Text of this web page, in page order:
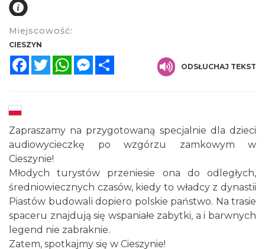
Miejscowość:
CIESZYN
FacebookTwitterWhatsAppMessenger
ODSŁUCHAJ TEKST
Zapraszamy na przygotowaną specjalnie dla dzieci
audiowycieczkę po wzgórzu zamkowym w
Cieszynie!
Młodych turystów przeniesie ona do odległych,
średniowiecznych czasów, kiedy to władcy z dynastii
Piastów budowali dopiero polskie państwo. Na trasie
spaceru znajdują się wspaniałe zabytki, a i barwnych
legend nie zabraknie.
Zatem, spotkajmy się w Cieszynie!